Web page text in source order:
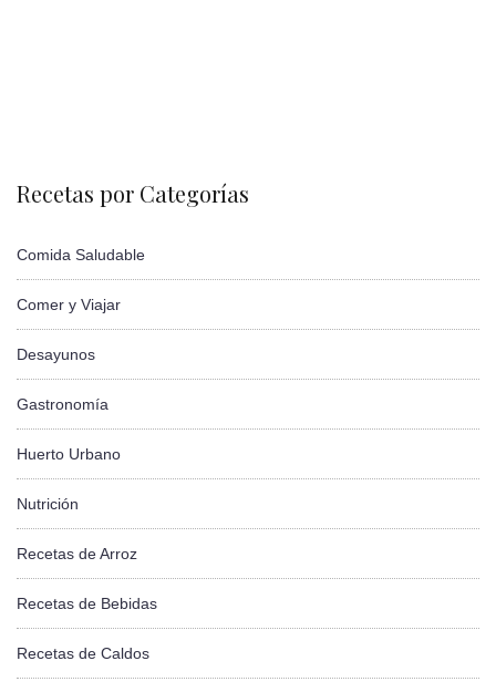
Recetas por Categorías
Comida Saludable
Comer y Viajar
Desayunos
Gastronomía
Huerto Urbano
Nutrición
Recetas de Arroz
Recetas de Bebidas
Recetas de Caldos